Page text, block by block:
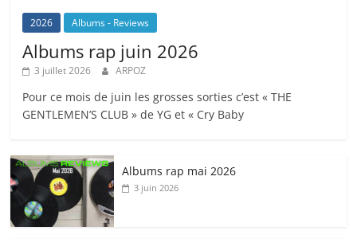
2026 Albums - Reviews
Albums rap juin 2026
3 juillet 2026 ARPOZ
Pour ce mois de juin les grosses sorties c’est « THE
GENTLEMEN’S CLUB » de YG et « Cry Baby
Albums rap mai 2026
3 juin 2026